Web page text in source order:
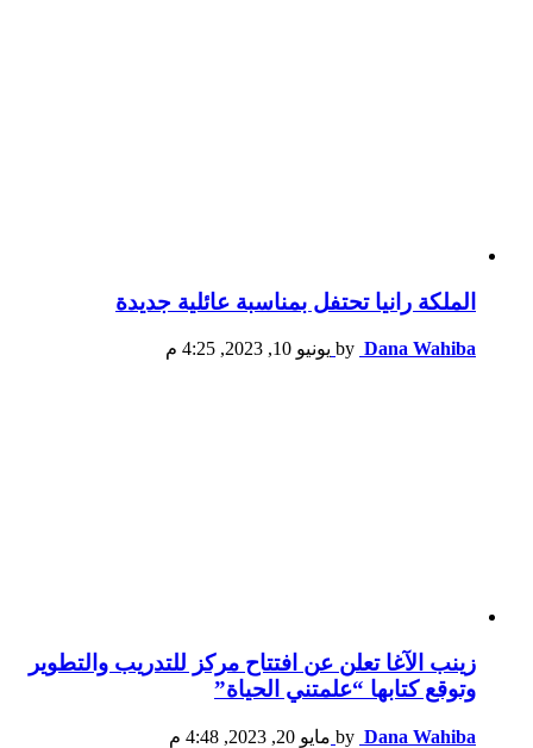
الملكة رانيا تحتفل بمناسبة عائلية جديدة
by Dana Wahiba يونيو 10, 2023, 4:25 م
زينب الآغا تعلن عن افتتاح مركز للتدريب والتطوير
وتوقع كتابها “علمتني الحياة”
by Dana Wahiba مايو 20, 2023, 4:48 م